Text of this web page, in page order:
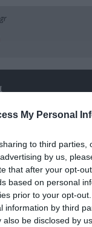
My Personal
to third
by us,
that after your opt-
based on personal
prior to your opt-
by third
be disclosed by